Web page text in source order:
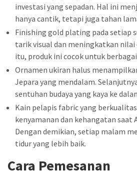
investasi yang sepadan. Hal ini
hanya cantik, tetapi juga tahan
Finishing gold plating pada setiap
tarik visual dan meningkatkan nilai
itu, produk ini cocok untuk
Ornamen ukiran halus
Jepara yang mendalam.
sentuhan budaya yang kaya ke
Kain pelapis fabric yang
kenyamanan dan kehangatan saat
Dengan demikian, setiap malam
tidur yang lebih baik.
Cara Pemesanan